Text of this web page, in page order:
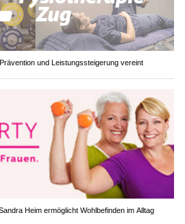
und Leistungssteigerung vereint
Heim ermöglicht Wohlbefinden im Alltag